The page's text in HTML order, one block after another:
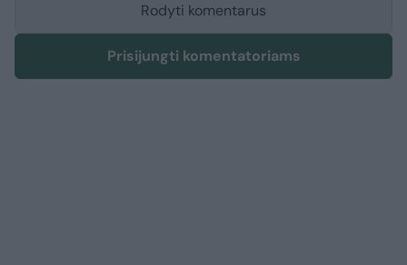
Rodyti komentarus
Prisijungti komentatoriams